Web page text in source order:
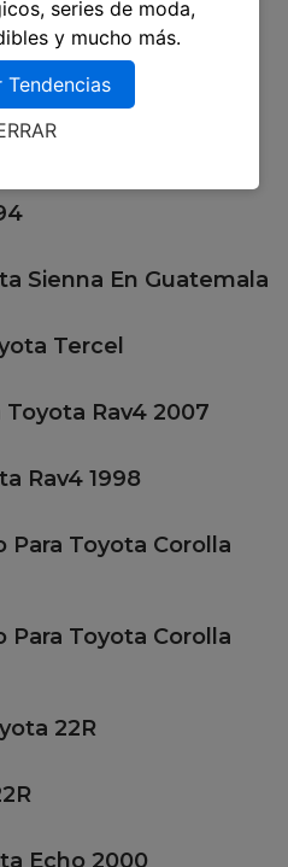
Toyota Corolla
Hilux
Sienna En Guatemala
Tercel
Rav4 2007
Rav4 1998
Toyota Corolla
Toyota Corolla
22R
Echo 2000
series de moda,
y mucho más.
Tendencias